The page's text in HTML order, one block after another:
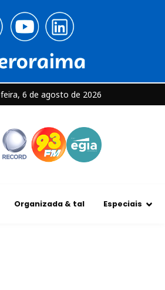
6 de agosto de 2026
Organizada & tal Especiais